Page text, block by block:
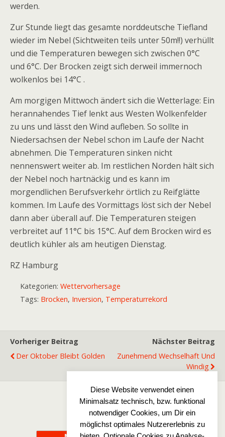
werden.
Zur Stunde liegt das gesamte norddeutsche Tiefland
wieder im Nebel (Sichtweiten teils unter 50m!!) verhüllt
und die Temperaturen bewegen sich zwischen 0°C
und 6°C. Der Brocken zeigt sich derweil immernoch
wolkenlos bei 14°C .
Am morgigen Mittwoch ändert sich die Wetterlage: Ein
herannahendes Tief lenkt aus Westen Wolkenfelder
zu uns und lässt den Wind aufleben. So sollte in
Niedersachsen der Nebel schon im Laufe der Nacht
abnehmen. Die Temperaturen sinken nicht
nennenswert weiter ab. Im restlichen Norden hält sich
der Nebel noch hartnäckig und es kann im
morgendlichen Berufsverkehr örtlich zu Reifglätte
kommen. Im Laufe des Vormittags löst sich der Nebel
dann aber überall auf. Die Temperaturen steigen
verbreitet auf 11°C bis 15°C. Auf dem Brocken wird es
deutlich kühler als am heutigen Dienstag.
RZ Hamburg
Kategorien: Wettervorhersage
Tags: Brocken, Inversion, Temperaturrekord
Vorheriger Beitrag
Der Oktober Bleibt Golden
Nächster Beitrag
Zunehmend Wechselhaft Und
Windig
Zum Seitenanfang
Diese Website verwendet einen
Minimalsatz technisch, bzw. funktional
notwendiger Cookies, um Dir ein
möglichst optimales Nutzererlebnis zu